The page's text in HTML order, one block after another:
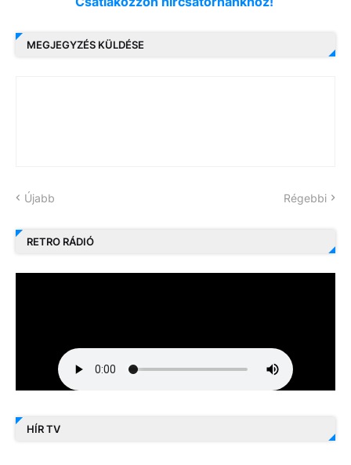
MEGJEGYZÉS KÜLDÉSE
Újabb Régebbi
RETRO RÁDIÓ
HÍR TV